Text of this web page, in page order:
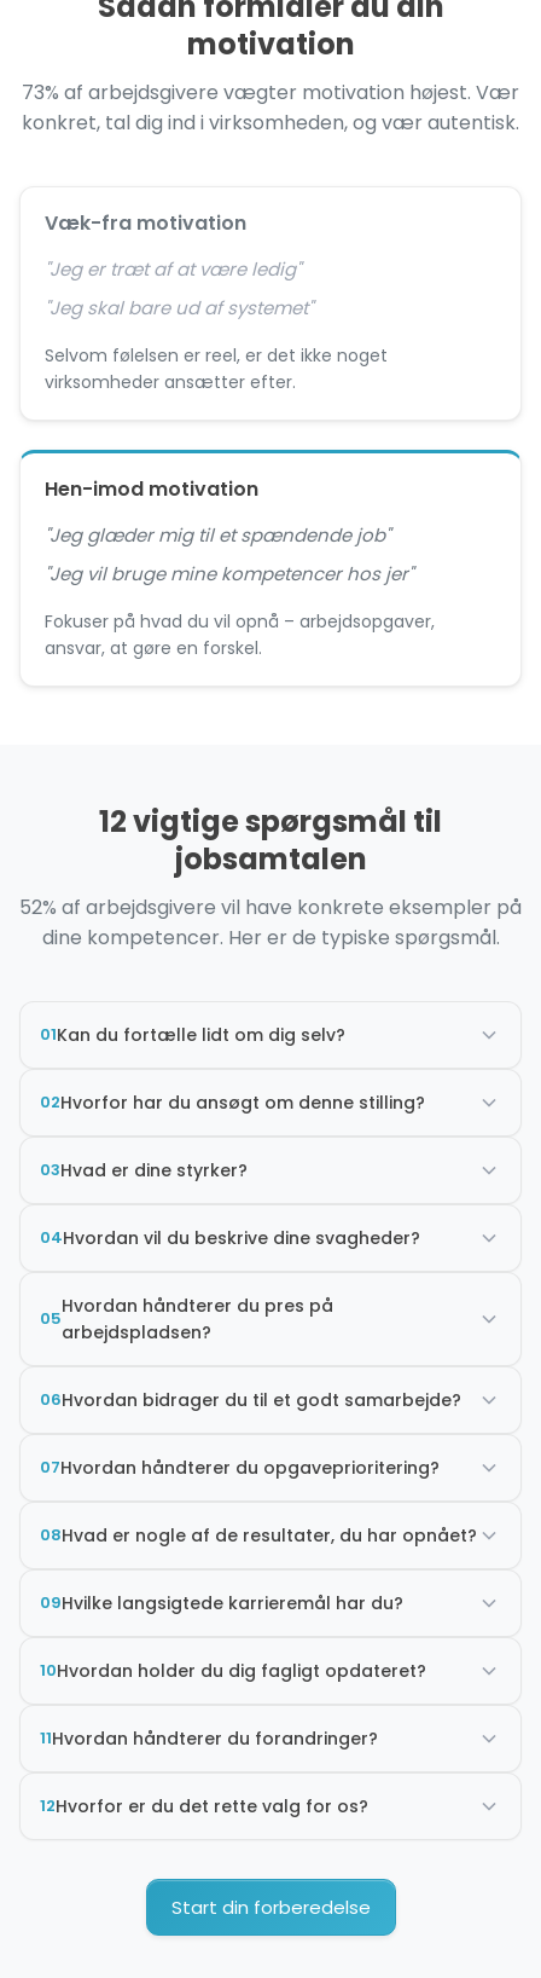
motivation
73% af arbejdsgivere vægter motivation højest. Vær
konkret, tal dig ind i virksomheden, og vær autentisk.
Væk-fra motivation
"Jeg er træt af at være ledig"
"Jeg skal bare ud af systemet"
Selvom følelsen er reel, er det ikke noget
virksomheder ansætter efter.
Hen-imod motivation
"Jeg glæder mig til et spændende job"
"Jeg vil bruge mine kompetencer hos jer"
Fokuser på hvad du vil opnå – arbejdsopgaver,
ansvar, at gøre en forskel.
12 vigtige spørgsmål til
jobsamtalen
52% af arbejdsgivere vil have konkrete eksempler på
dine kompetencer. Her er de typiske spørgsmål.
01Kan du fortælle lidt om dig selv?
02Hvorfor har du ansøgt om denne stilling?
03Hvad er dine styrker?
04Hvordan vil du beskrive dine svagheder?
05
Hvordan håndterer du pres på
arbejdspladsen?
06Hvordan bidrager du til et godt samarbejde?
07Hvordan håndterer du opgaveprioritering?
08Hvad er nogle af de resultater, du har opnået?
09Hvilke langsigtede karrieremål har du?
10Hvordan holder du dig fagligt opdateret?
11Hvordan håndterer du forandringer?
12Hvorfor er du det rette valg for os?
Start din forberedelse